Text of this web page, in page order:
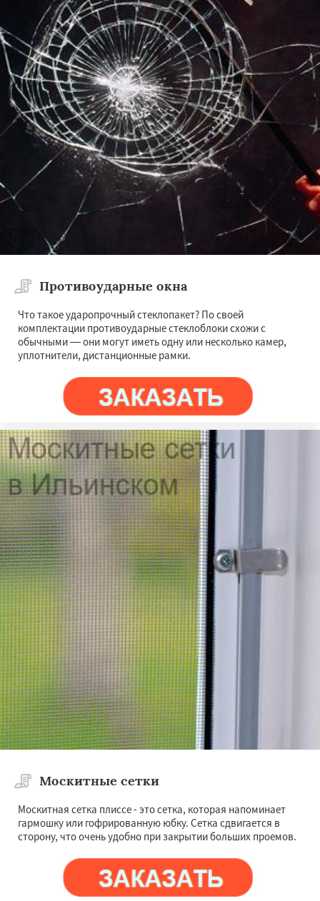
Противоударные окна
Что такое ударопрочный стеклопакет? По своей
комплектации противоударные стеклоблоки схожи с
обычными — они могут иметь одну или несколько камер,
уплотнители, дистанционные рамки.
Москитные сетки
Москитная сетка плиссе - это сетка, которая напоминает
гармошку или гофрированную юбку. Сетка сдвигается в
сторону, что очень удобно при закрытии больших проемов.